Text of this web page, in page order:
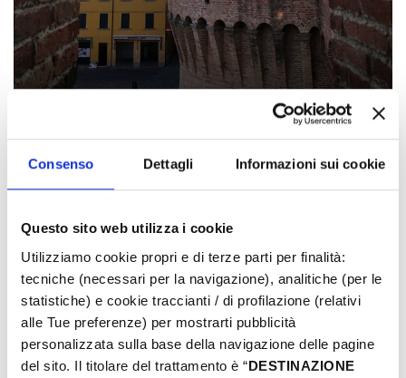
Consenso Dettagli Informazioni sui cookie
Questo sito web utilizza i cookie
Utilizziamo cookie propri e di terze parti per finalità:
tecniche (necessari per la navigazione), analitiche (per le
statistiche) e cookie traccianti / di profilazione (relativi
alle Tue preferenze) per mostrarti pubblicità
personalizzata sulla base della navigazione delle pagine
del sito. Il titolare del trattamento è “DESTINAZIONE
PLACE
Durch die Straßen des alten Dorfes
+39.054677450 +39.3351209933
roccadiriolo@atlantide.net